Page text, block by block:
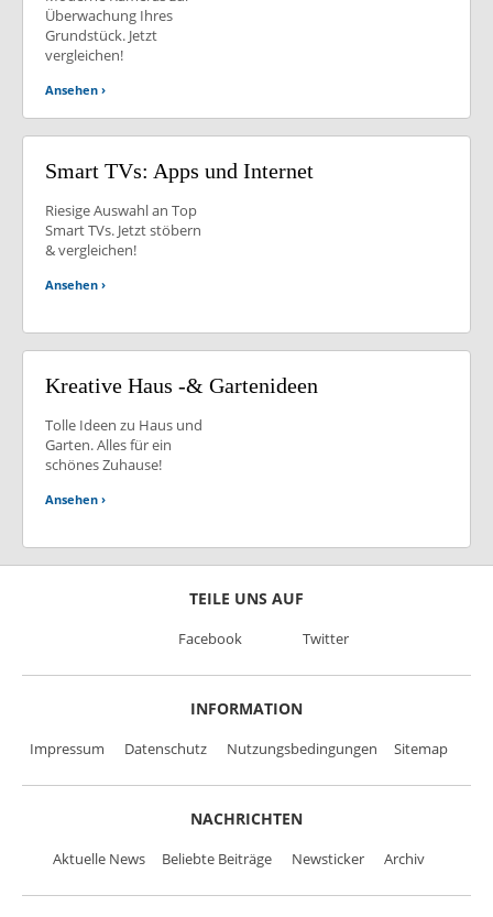
Überwachung Ihres
Grundstück. Jetzt
vergleichen!
Ansehen ›
Smart TVs: Apps und Internet
Riesige Auswahl an Top
Smart TVs. Jetzt stöbern
& vergleichen!
Ansehen ›
Kreative Haus -& Gartenideen
Tolle Ideen zu Haus und
Garten. Alles für ein
schönes Zuhause!
Ansehen ›
TEILE UNS AUF
Facebook Twitter
INFORMATION
Impressum Datenschutz Nutzungsbedingungen Sitemap
NACHRICHTEN
Aktuelle News Beliebte Beiträge Newsticker Archiv